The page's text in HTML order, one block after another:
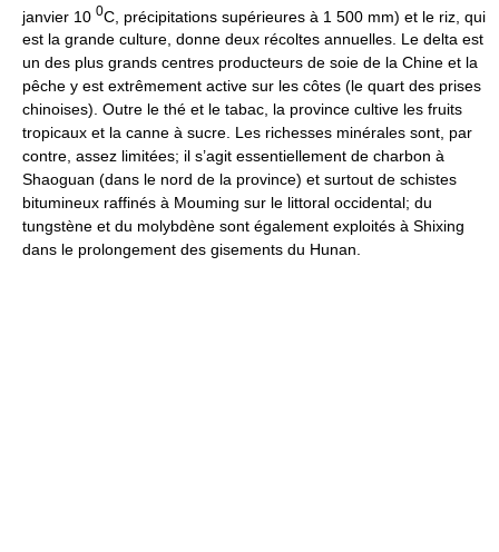
janvier 10 0C, précipitations supérieures à 1 500 mm) et le riz, qui
est la grande culture, donne deux récoltes annuelles. Le delta est
un des plus grands centres producteurs de soie de la Chine et la
pêche y est extrêmement active sur les côtes (le quart des prises
chinoises). Outre le thé et le tabac, la province cultive les fruits
tropicaux et la canne à sucre. Les richesses minérales sont, par
contre, assez limitées; il s’agit essentiellement de charbon à
Shaoguan (dans le nord de la province) et surtout de schistes
bitumineux raffinés à Mouming sur le littoral occidental; du
tungstène et du molybdène sont également exploités à Shixing
dans le prolongement des gisements du Hunan.